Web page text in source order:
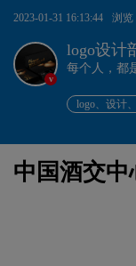
2023-01-31 16:13:44 浏览
v
logo设计
每个人，都
logo、设计
中国酒交中